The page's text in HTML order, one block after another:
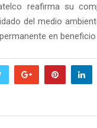
reafirma su
del medio
en beneficio
Reply Retweet